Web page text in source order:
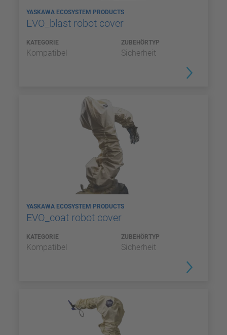
YASKAWA ECOSYSTEM PRODUCTS
EVO_blast robot cover
KATEGORIE
Kompatibel
ZUBEHÖRTYP
Sicherheit
YASKAWA ECOSYSTEM PRODUCTS
EVO_coat robot cover
KATEGORIE
Kompatibel
ZUBEHÖRTYP
Sicherheit